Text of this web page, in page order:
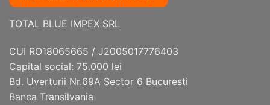
variații.
Opțiunile
fi
alese
pagina
produsului.
TOTAL BLUE IMPEX SRL
CUI RO18065665 / J2005017776403
Capital social: 75.000 lei
Bd. Uverturii Nr.69A Sector 6 Bucuresti
Banca Transilvania